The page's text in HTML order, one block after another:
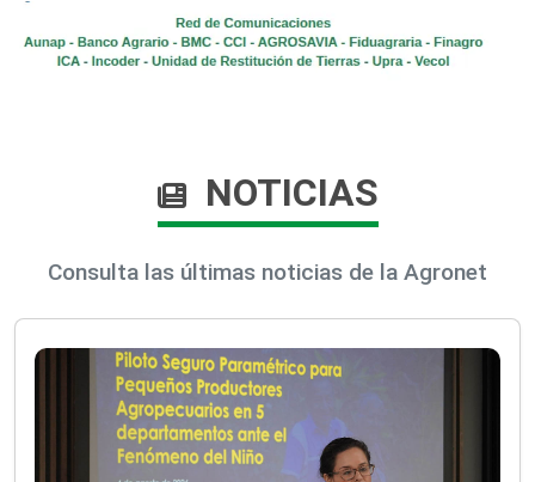
NOTICIAS
Consulta las últimas noticias de la Agronet